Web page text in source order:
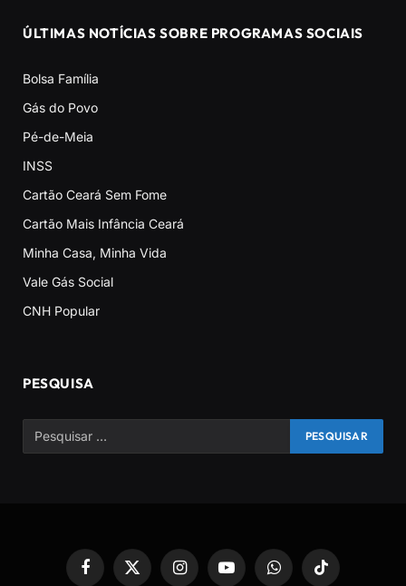
ÚLTIMAS NOTÍCIAS SOBRE PROGRAMAS SOCIAIS
Bolsa Família
Gás do Povo
Pé-de-Meia
INSS
Cartão Ceará Sem Fome
Cartão Mais Infância Ceará
Minha Casa, Minha Vida
Vale Gás Social
CNH Popular
PESQUISA
Facebook
X
InstagramYouTubeWhatsAppTikTok